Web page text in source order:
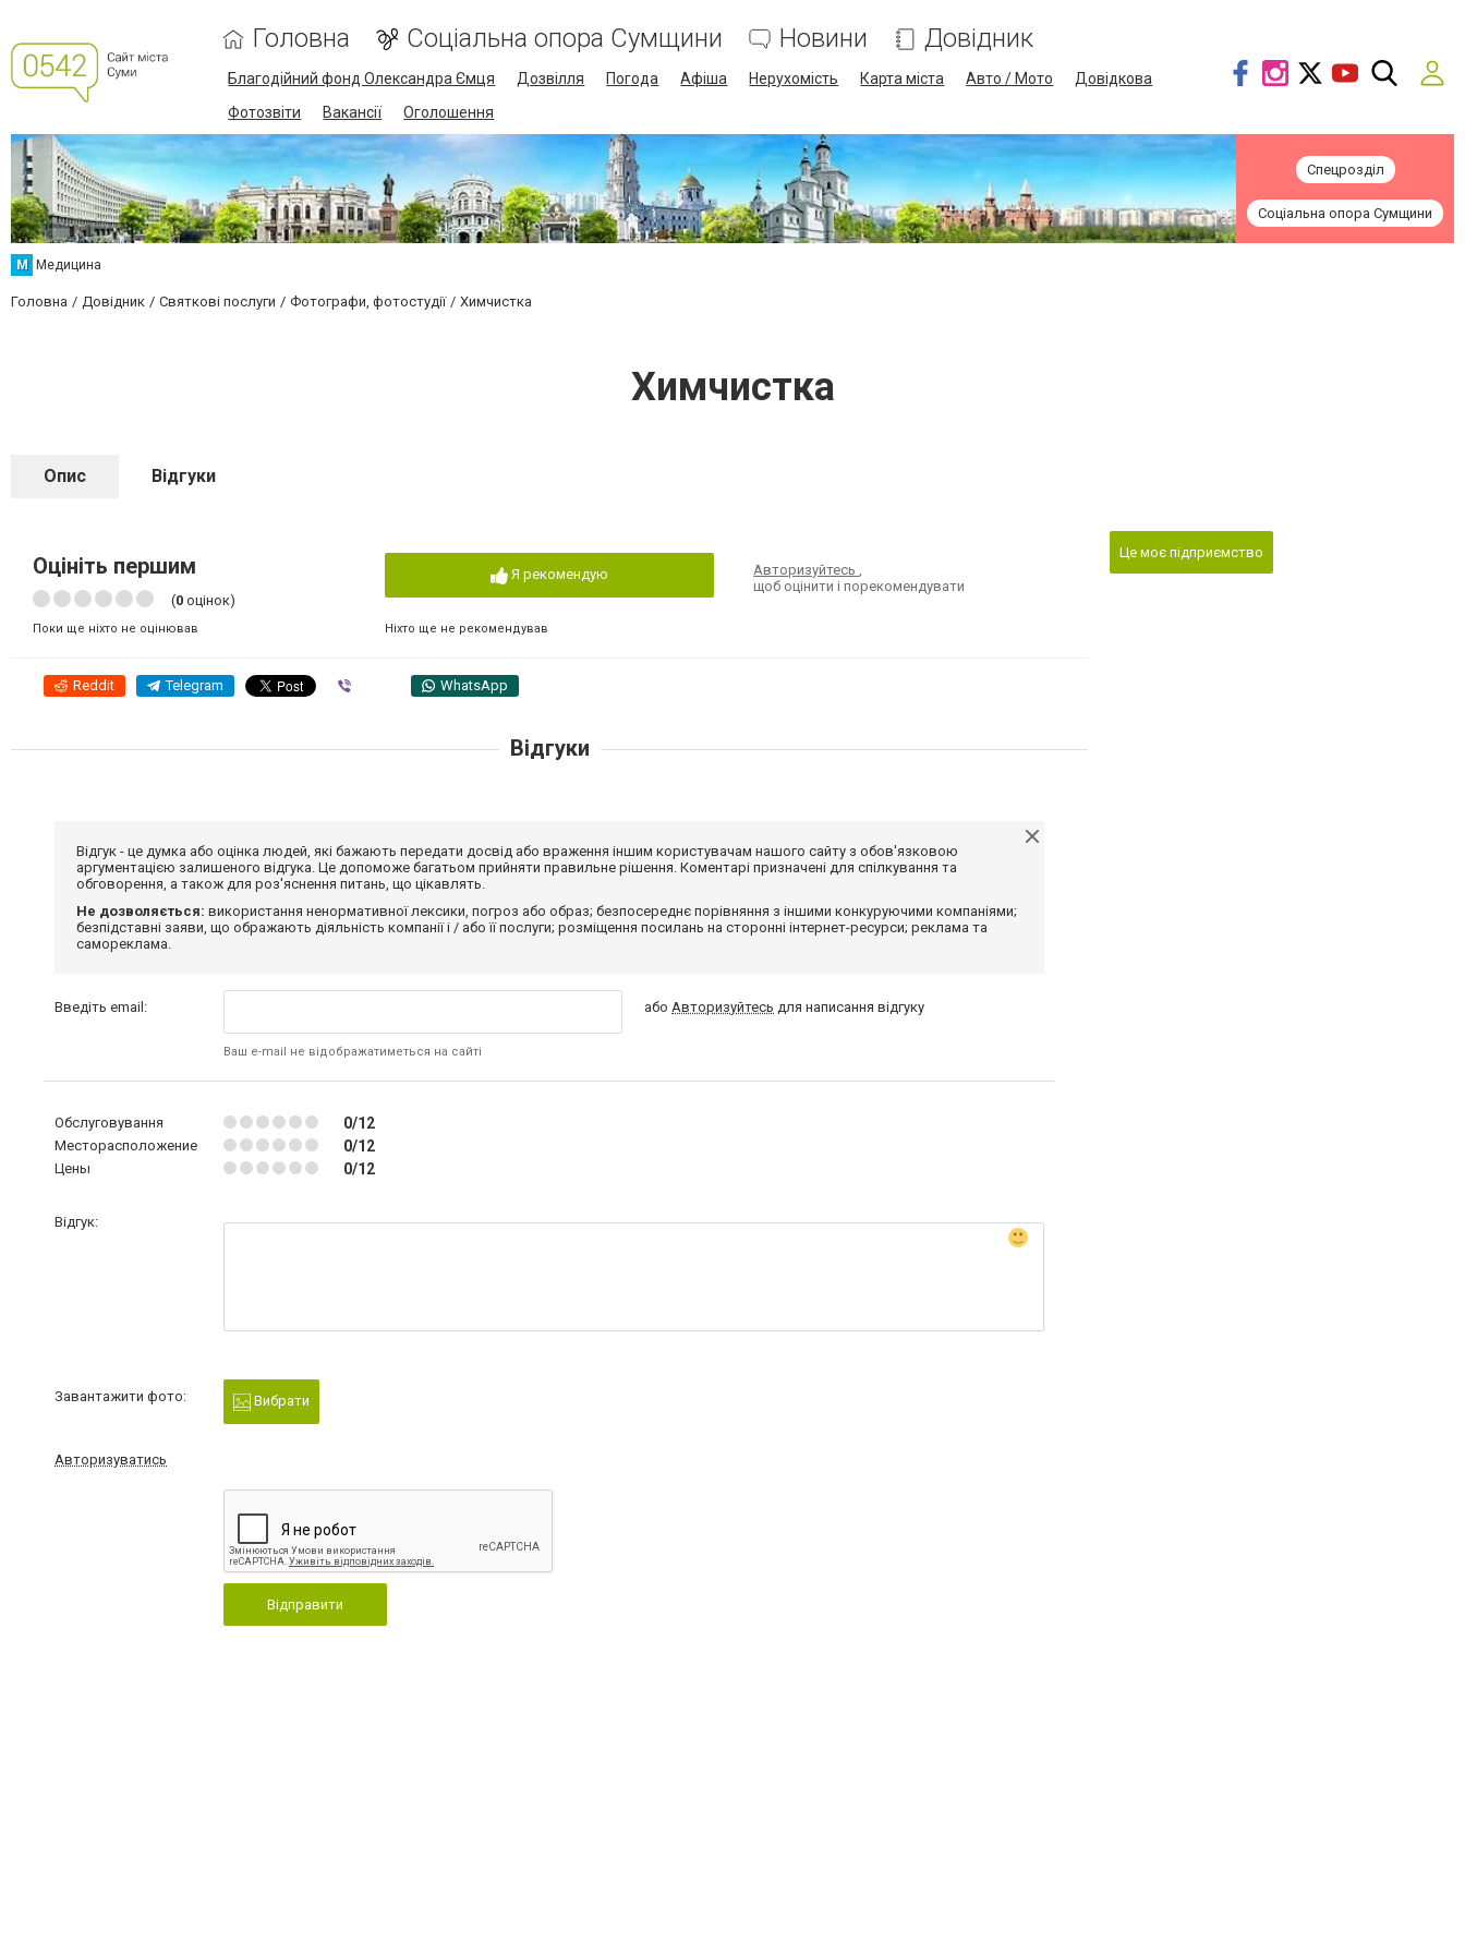
Головна Соціальна опора Сумщини Новини Довідник
Благодійний фонд Олександра Ємця Дозвілля Погода Афіша Нерухомість Карта міста Авто / Мото
Довідкова
Фотозвіти
Вакансії Оголошення
Спецрозділ
Соціальна опора Сумщини
М Медицина
Головна Довідник Святкові послуги Фотографи, фотостудії Химчистка
Химчистка
Опис Відгуки
Оцініть першим
(0 оцінок)
Поки ще ніхто не оцінював
Я рекомендую
Ніхто ще не рекомендував
Авторизуйтесь,
щоб оцінити і порекомендувати
Reddit Telegram WhatsApp
Це моє підприємство
Відгуки
Відгук - це думка або оцінка людей, які бажають передати досвід або враження іншим користувачам нашого сайту з обов'язковою
аргументацією залишеного відгука. Це допоможе багатьом прийняти правильне рішення. Коментарі призначені для спілкування та
обговорення, а також для роз'яснення питань, що цікавлять.
Не дозволяється: використання ненормативної лексики, погроз або образ; безпосереднє порівняння з іншими конкуруючими компаніями;
безпідставні заяви, що ображають діяльність компанії і / або її послуги; розміщення посилань на сторонні інтернет-ресурси; реклама та
самореклама.
Введіть email:
Ваш e-mail не відображатиметься на сайті
абоАвторизуйтесь для написання відгуку
Обслуговування 0/12
Месторасположение 0/12
Цены 0/12
Відгук:
Завантажити фото: Вибрати
Авторизуватись
Відправити